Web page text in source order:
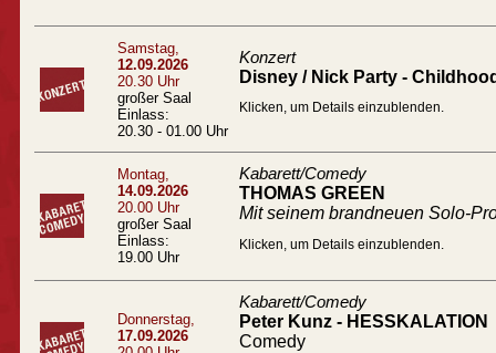
Samstag,
12.09.2026
20.30 Uhr
großer Saal
Einlass:
20.30 - 01.00 Uhr
Konzert
Disney / Nick Party -
Klicken, um Details einzublenden.
Montag,
14.09.2026
20.00 Uhr
großer Saal
Einlass:
19.00 Uhr
Kabarett/Comedy
THOMAS GREEN
Mit seinem brandneuen Solo-
Klicken, um Details einzublenden.
Donnerstag,
17.09.2026
Kabarett/Comedy
Peter Kunz - HESSKALATION
Comedy